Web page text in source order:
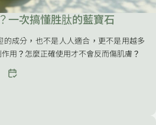
一次搞懂胜肽的藍寶石
成分，也不是人人適合，更不是用越多
用？怎麼正確使用才不會反而傷肌膚？